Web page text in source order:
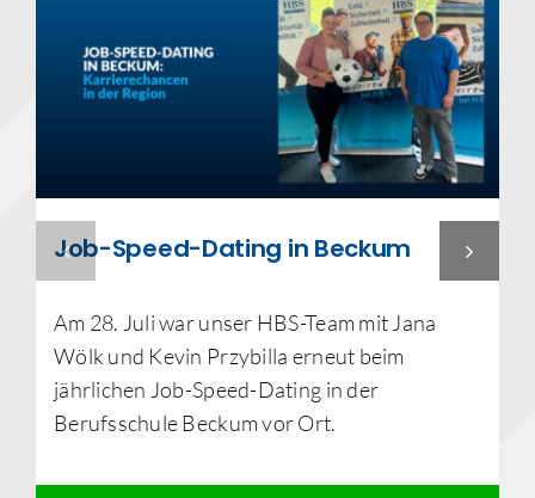
Job-Speed-Dating in Beckum
Am 28. Juli war unser HBS-Team mit Jana
Wölk und Kevin Przybilla erneut beim
jährlichen Job-Speed-Dating in der
Berufsschule Beckum vor Ort.